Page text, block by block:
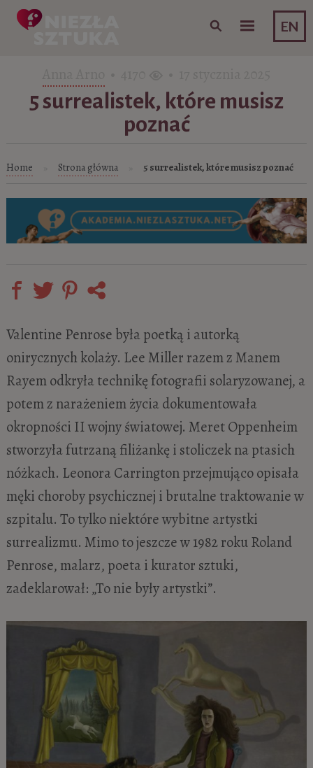
EN
Skip to content
5 surrealistek, które musisz
poznać
Home Strona główna 5 surrealistek, które musisz poznać
Valentine Penrose była poetką i autorką
onirycznych kolaży. Lee Miller razem z Manem
Rayem odkryła technikę fotografii solaryzowanej, a
potem z narażeniem życia dokumentowała
okropności II wojny światowej. Meret Oppenheim
stworzyła futrzaną filiżankę i stoliczek na ptasich
nóżkach. Leonora Carrington przejmująco opisała
męki choroby psychicznej i brutalne traktowanie w
szpitalu. To tylko niektóre wybitne artystki
surrealizmu. Mimo to jeszcze w 1982 roku Roland
Penrose, malarz, poeta i kurator sztuki,
zadeklarował: „To nie były artystki”.